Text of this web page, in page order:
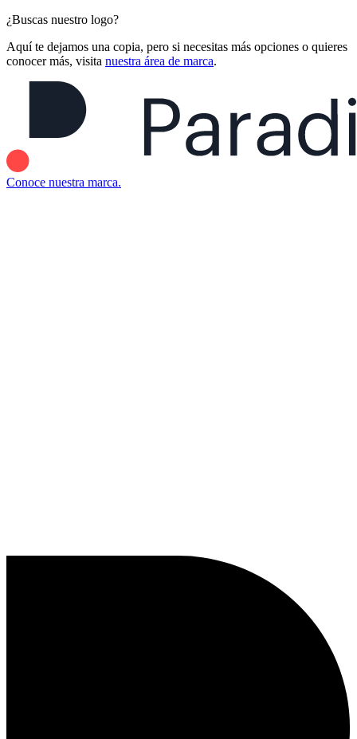
¿Buscas nuestro logo?
Aquí te dejamos una copia, pero si necesitas más opciones o quieres
conocer más, visita nuestra área de marca.
Conoce nuestra marca.